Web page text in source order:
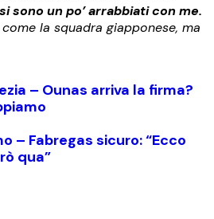
sono un po’ arrabbiati con me.
la squadra giapponese, ma
– Ounas arriva la firma?
– Fabregas sicuro: “Ecco
qua”